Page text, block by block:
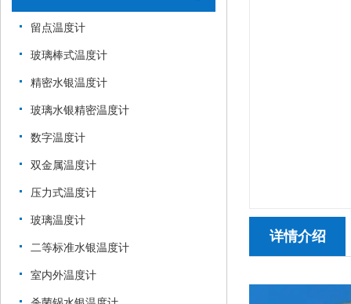
留点温度计
玻璃棒式温度计
精密水银温度计
玻璃水银精密温度计
数字温度计
双金属温度计
压力式温度计
玻璃温度计
二等标准水银温度计
室内外温度计
详情介绍